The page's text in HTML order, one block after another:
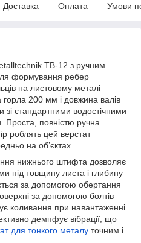
Доставка Оплата Умови
TB-12 з ручним
формування ребер
на листовому металі
200 мм і довжина валів
стандартними водостічними
Проста, повністю ручна
роблять цей верстат
на об’єктах.
нижнього штифта дозволяє
під товщину листа і глибину
за допомогою обертання
за допомогою болтів
коливання при навантаженні.
демпфує вібрації, що
для тонкого металу точним і